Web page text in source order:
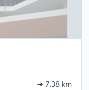
➔ 7.38 km